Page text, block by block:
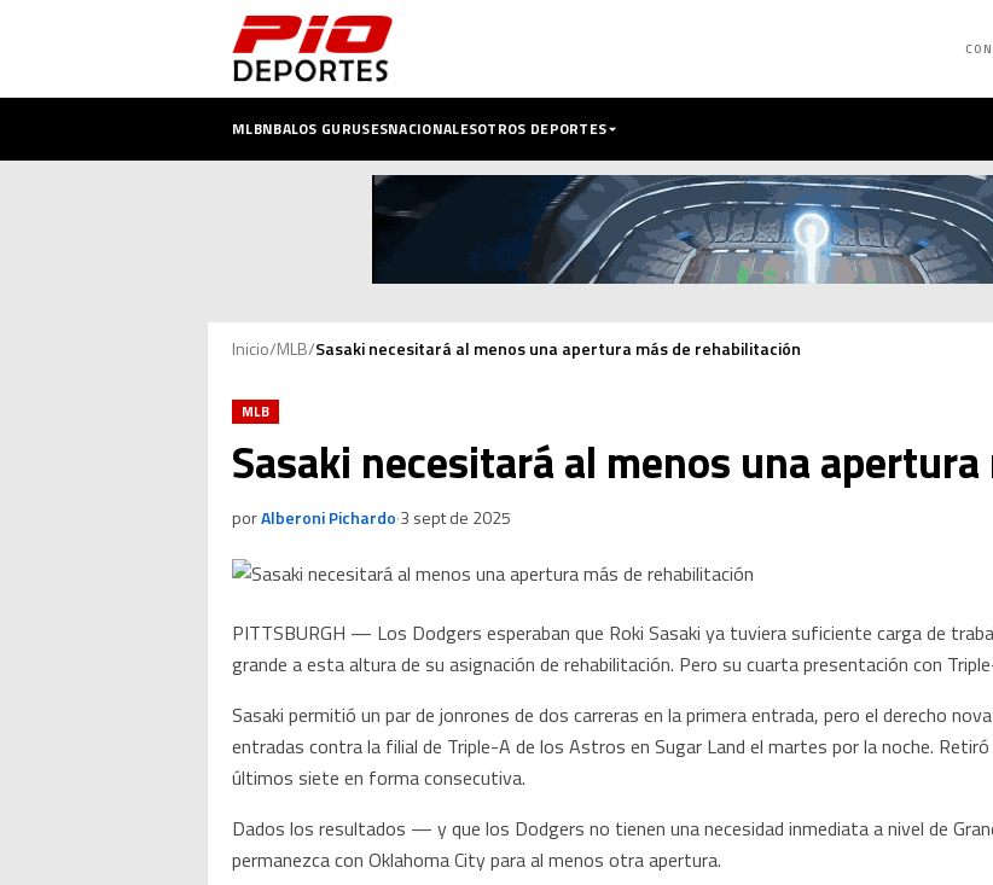
MLBNBALOS GURUSESNACIONALESOTROS DEPORTES
Inicio/MLB/Sasaki necesitará al menos una apertura más de rehabilitación
MLB
Sasaki necesitará al menos una
porAlberoni Pichardo·3 sept de 2025
PITTSBURGH — Los Dodgers esperaban que Roki Sasaki ya tuviera suficiente carga de
grande a esta altura de su asignación de rehabilitación. Pero su cuarta presentación con
Sasaki permitió un par de jonrones de dos carreras en la primera entrada, pero el derecho
entradas contra la filial de Triple-A de los Astros en Sugar Land el martes por la noche.
últimos siete en forma consecutiva.
Dados los resultados — y que los Dodgers no tienen una necesidad inmediata a nivel de
permanezca con Oklahoma City para al menos otra apertura.